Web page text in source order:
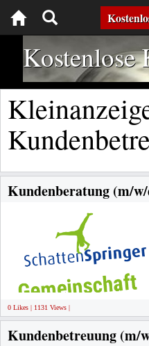
Toggle
navigation
Kostenlose
Kundenberatung (m/
0 Likes | 1131 Views |
Kundenbetreuung (m/